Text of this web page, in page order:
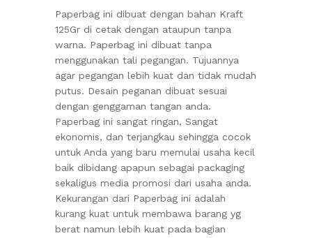
Paperbag ini dibuat dengan bahan Kraft
125Gr di cetak dengan ataupun tanpa
warna. Paperbag ini dibuat tanpa
menggunakan tali pegangan. Tujuannya
agar pegangan lebih kuat dan tidak mudah
putus. Desain peganan dibuat sesuai
dengan genggaman tangan anda.
Paperbag ini sangat ringan, Sangat
ekonomis, dan terjangkau sehingga cocok
untuk Anda yang baru memulai usaha kecil
baik dibidang apapun sebagai packaging
sekaligus media promosi dari usaha anda.
Kekurangan dari Paperbag ini adalah
kurang kuat untuk membawa barang yg
berat namun lebih kuat pada bagian